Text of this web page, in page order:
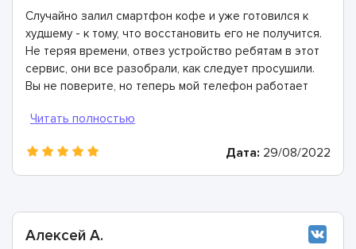
Случайно залил смартфон кофе и уже готовился к
худшему - к тому, что восстановить его не получится.
Не теряя времени, отвез устройство ребятам в этот
сервис, они все разобрали, как следует просушили.
Вы не поверите, но теперь мой телефон работает
Дата: 29/08/2022
Алексей А.